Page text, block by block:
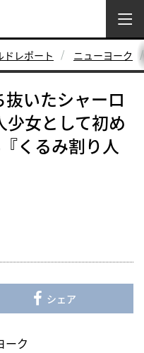
ドレポート ニューヨーク
いたシャーロ
少女として初め
くるみ割り人
シェア
ーク